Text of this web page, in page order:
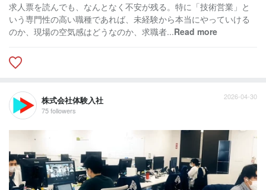
求人票を読んでも、なんとなく不安が残る。特に「技術営業」と
いう専門性の高い職種であれば、未経験から本当にやっていける
のか、現場の空気感はどうなのか、求職者...Read more
株式会社体験入社
75 followers
2026-04-30